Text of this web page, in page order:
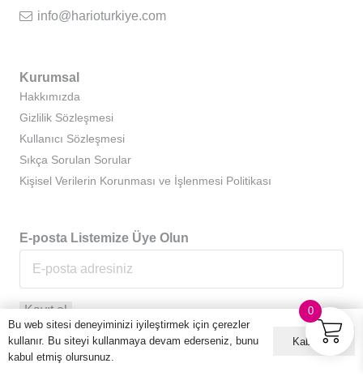
info@harioturkiye.com
Kurumsal
Hakkımızda
Gizlilik Sözleşmesi
Kullanıcı Sözleşmesi
Sıkça Sorulan Sorular
Kişisel Verilerin Korunması ve İşlenmesi Politikası
E-posta Listemize Üye Olun
0
Bu web sitesi deneyiminizi iyileştirmek için çerezler
kullanır. Bu siteyi kullanmaya devam ederseniz, bunu
kabul etmiş olursunuz.
Kabul ET